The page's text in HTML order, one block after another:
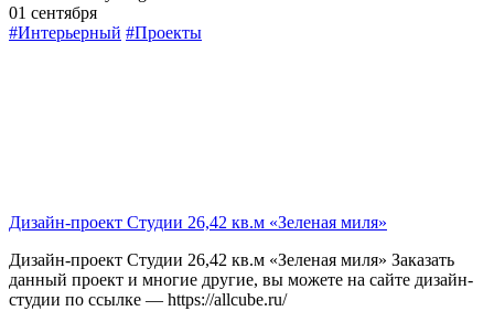
01 сентября
#Интерьерный #Проекты
Дизайн-проект Студии 26,42 кв.м «Зеленая миля»
Дизайн-проект Студии 26,42 кв.м «Зеленая миля» Заказать
данный проект и многие другие, вы можете на сайте дизайн-
студии по ссылке — https://allcube.ru/